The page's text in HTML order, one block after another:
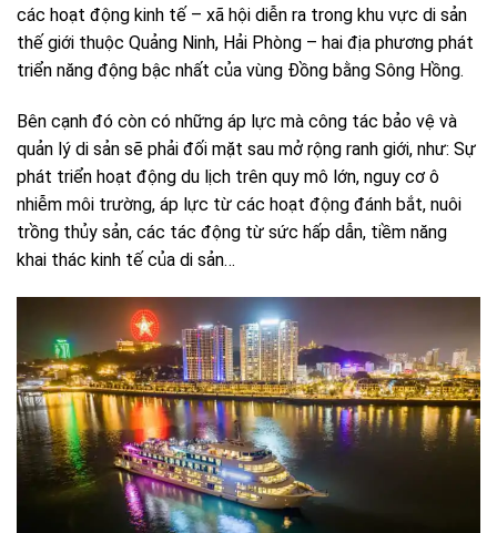
các hoạt động kinh tế – xã hội diễn ra trong khu vực di sản
thế giới thuộc Quảng Ninh, Hải Phòng – hai địa phương phát
triển năng động bậc nhất của vùng Đồng bằng Sông Hồng.
Bên cạnh đó còn có những áp lực mà công tác bảo vệ và
quản lý di sản sẽ phải đối mặt sau mở rộng ranh giới, như: Sự
phát triển hoạt động du lịch trên quy mô lớn, nguy cơ ô
nhiễm môi trường, áp lực từ các hoạt động đánh bắt, nuôi
trồng thủy sản, các tác động từ sức hấp dẫn, tiềm năng
khai thác kinh tế của di sản…